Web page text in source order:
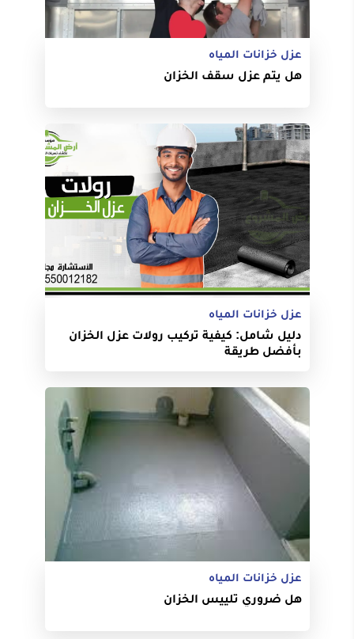
عزل خزانات المياه
هل يتم عزل سقف الخزان
عزل خزانات المياه
دليل شامل: كيفية تركيب رولات عزل الخزان
بأفضل طريقة
عزل خزانات المياه
هل ضروري تلييس الخزان